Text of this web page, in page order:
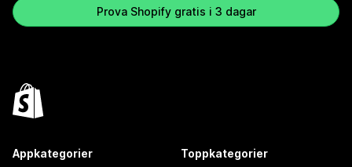
Prova Shopify gratis i 3 dagar
Appkategorier Toppkategorier